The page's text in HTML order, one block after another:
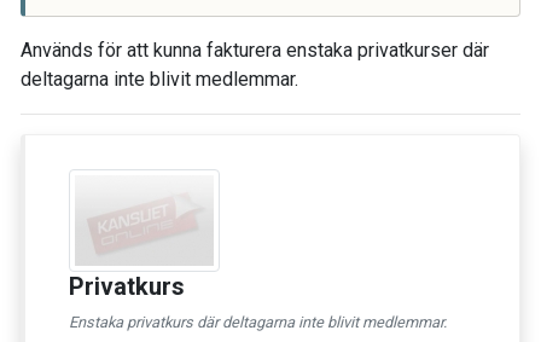
Används för att kunna fakturera enstaka privatkurser där
deltagarna inte blivit medlemmar.
Privatkurs
Enstaka privatkurs där deltagarna inte blivit medlemmar.